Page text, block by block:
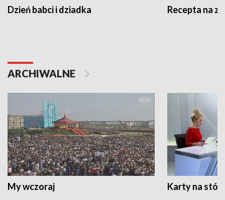
Dzień babci i dziadka Recepta na
ARCHIWALNE
My wczoraj Karty na